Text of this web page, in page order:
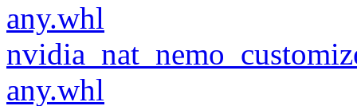
any.whl
any.whl